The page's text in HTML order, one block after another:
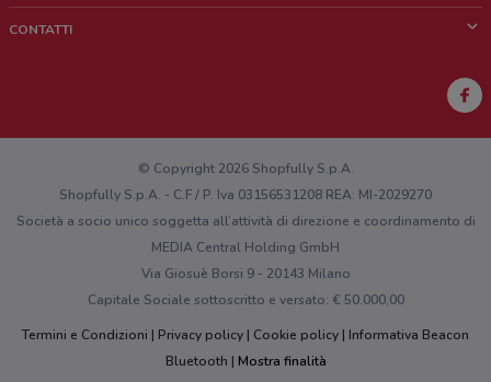
Lavora con noi
Richieste commerciali e marketing
CONTATTI
Hai un malfunzionamento sul web o sull'app?
© Copyright 2026 Shopfully S.p.A.
Shopfully S.p.A. - C.F / P. Iva 03156531208 REA: MI-2029270
Società a socio unico soggetta all’attività di direzione e coordinamento di
MEDIA Central Holding GmbH
Via Giosuè Borsi 9 - 20143 Milano
Capitale Sociale sottoscritto e versato: € 50.000,00
Termini e Condizioni
Privacy policy Cookie policy
Informativa Beacon
Bluetooth
Mostra finalità